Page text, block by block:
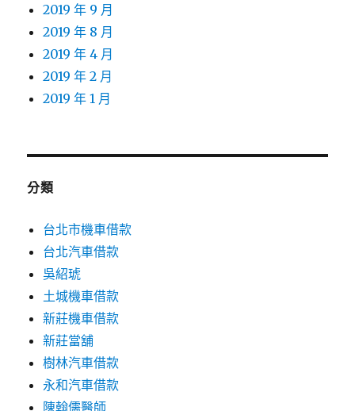
2019 年 9 月
2019 年 8 月
2019 年 4 月
2019 年 2 月
2019 年 1 月
分類
台北市機車借款
台北汽車借款
吳紹琥
土城機車借款
新莊機車借款
新莊當舖
樹林汽車借款
永和汽車借款
陳翰儒醫師